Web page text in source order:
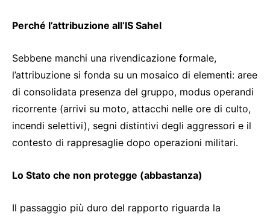
Perché l’attribuzione all’IS Sahel
Sebbene manchi una rivendicazione formale,
l’attribuzione si fonda su un mosaico di elementi: aree
di consolidata presenza del gruppo, modus operandi
ricorrente (arrivi su moto, attacchi nelle ore di culto,
incendi selettivi), segni distintivi degli aggressori e il
contesto di rappresaglie dopo operazioni militari.
Lo Stato che non protegge (abbastanza)
Il passaggio più duro del rapporto riguarda la